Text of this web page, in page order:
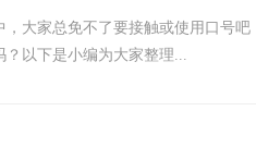
大家总免不了要接触或使用口号
以下是小编为大家整理...